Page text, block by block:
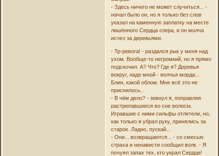
- Здесь ничего не может случиться... -
начал было он, но я только без слов
указал на каменную заплатку на месте
лишённого Сердца озера, и он молча
исчез за деревьями.
- Тр-ревога! - раздался рык у меня над
ухом. Вообще-то негромкий, но я прямо
подскочил. А? Что? Где я? Деревья
вокруг, надо мной - волчья морда...
Блин, какой облом. Мне всё это не
приснилось...
- В чём дело? - зевнул я, поправляя
растрепавшиеся во сне волосы.
Игравшие с ними сильфы отлетели, но,
как только я убрал руку, принялись за
старое. Ладно, пускай...
- Они... возвращаются... - со смесью
страха и ненависти сообщил волк. - Я
почуял запах тех, кто украл Сердце!